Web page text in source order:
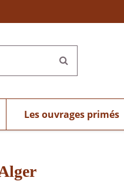
Les ouvrages primés